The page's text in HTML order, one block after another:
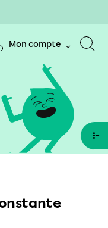
Mon compte